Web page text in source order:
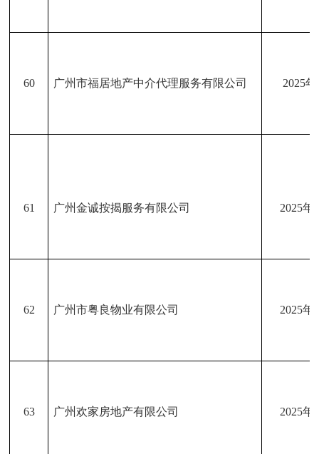
60 广州市福居地产中介代理服务有限公司 2025
61 广州金诚按揭服务有限公司 2025年
62 广州市粤良物业有限公司 2025年
63 广州欢家房地产有限公司 2025年